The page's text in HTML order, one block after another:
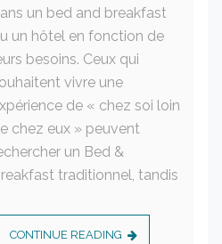
un bed and breakfast
un hôtel en fonction de
besoins. Ceux qui
vivre une
de « chez soi loin
chez eux » peuvent
un Bed &
traditionnel, tandis
CONTINUE READING